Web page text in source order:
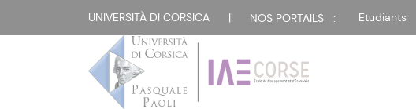
UNIVERSITÀ DI CORSICA | NOS PORTAILS : Etudiants